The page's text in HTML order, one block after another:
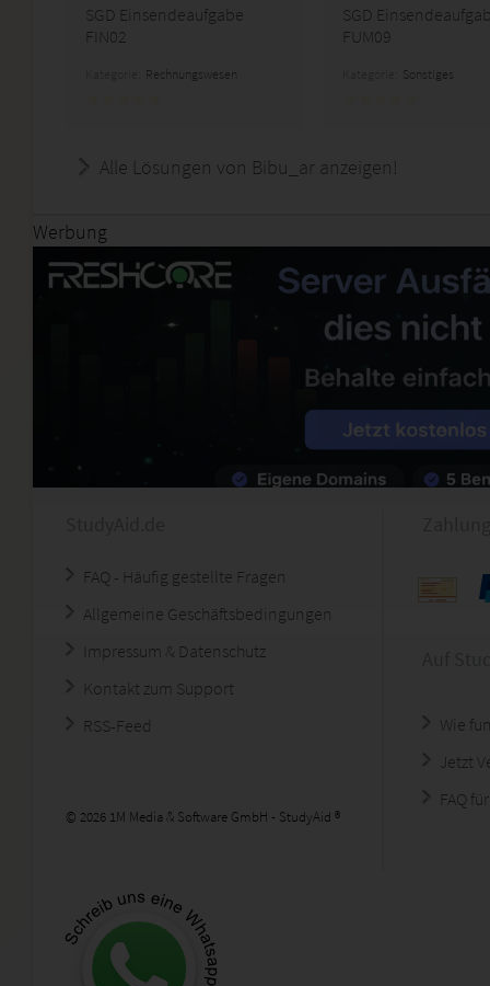
SGD Einsendeaufgabe
FIN02
Rechnungswesen
SGD
FUM09
Sonstiges
Alle Lösungen von Bibu_ar anzeigen!
Werbung
FAQ - Häufig gestellte Fragen
Allgemeine Geschäftsbedingungen
Impressum & Datenschutz
Kontakt zum Support
RSS-Feed
© 2026 1M Media & Software GmbH - StudyAid ®
Wie
Jetzt
FAQ